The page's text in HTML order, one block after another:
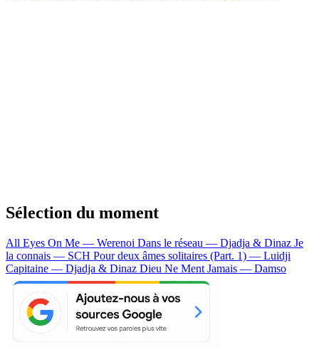
Sélection du moment
All Eyes On Me — Werenoi Dans le réseau — Djadja & Dinaz Je
la connais — SCH Pour deux âmes solitaires (Part. 1) — Luidji
Capitaine — Djadja & Dinaz Dieu Ne Ment Jamais — Damso